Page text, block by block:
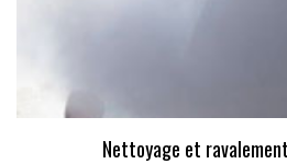
Nettoyage et